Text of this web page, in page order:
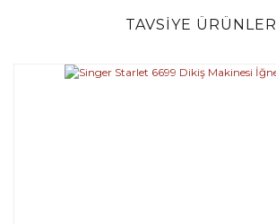
TAVSİYE ÜRÜNLER